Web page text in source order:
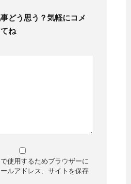
どう思う？気軽にコメ
ね
使用するためブラウザーに
ルアドレス、サイトを保存